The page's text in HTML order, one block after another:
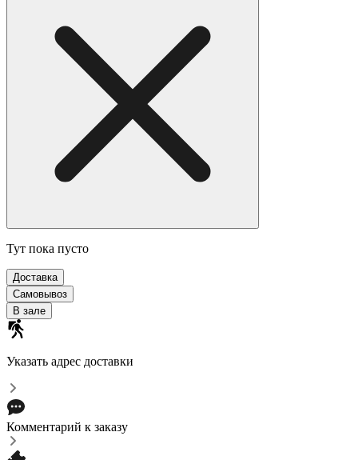
Тут пока пусто
Доставка
Самовывоз
В зале
Указать адрес доставки
Комментарий к заказу